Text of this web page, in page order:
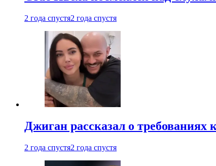
2 года спустя2 года спустя
Джиган рассказал о требованиях
2 года спустя2 года спустя